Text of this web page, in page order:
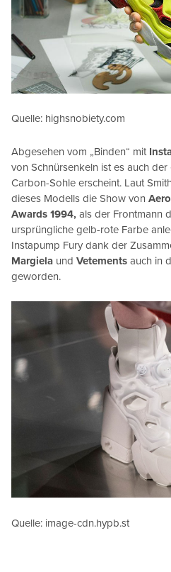
Quelle: highsnobiety.com
Abgesehen vom „Binden“ mit
von Schnürsenkeln ist es auch
Carbon-Sohle erscheint. Laut
dieses Modells die Show von
Awards 1994, als der Frontmann
ursprüngliche gelb-rote Farbe
Instapump Fury dank der
Margiela und Vetements auch in
geworden.
Quelle: image-cdn.hypb.st